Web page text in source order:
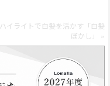
イライトで白髪を活かす「白髪
ぼかし」 »